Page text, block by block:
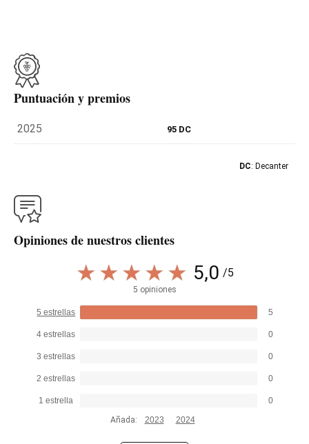
Puntuación y premios
2025 95 DC
DC: Decanter
Opiniones de nuestros clientes
5,0 /5
5 opiniones
5 estrellas 5
4 estrellas 0
3 estrellas 0
2 estrellas 0
1 estrella
0
Añada:
2023 2024